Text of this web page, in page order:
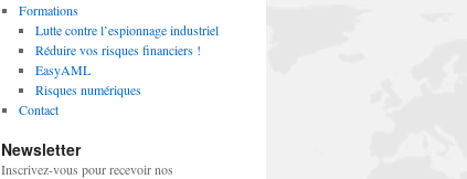
Formations
Lutte contre l’espionnage industriel
Réduire vos risques financiers !
EasyAML
Risques numériques
Contact
Newsletter
Inscrivez-vous pour recevoir nos